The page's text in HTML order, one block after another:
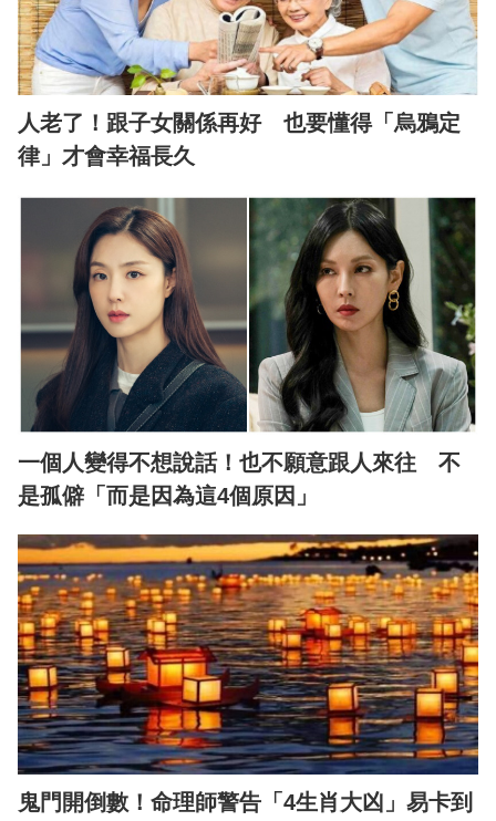
人老了！跟子女關係再好 也要懂得「烏鴉定
律」才會幸福長久
一個人變得不想說話！也不願意跟人來往 不
是孤僻「而是因為這4個原因」
鬼門開倒數！命理師警告「4生肖大凶」易卡到